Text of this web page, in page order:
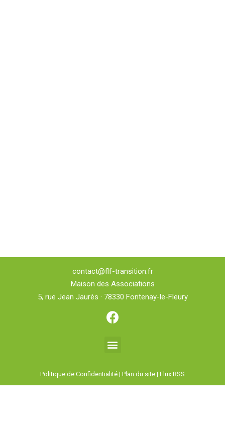
contact@flf-transition.fr
Maison des Associations
5, rue Jean Jaurès · 78330 Fontenay-le-Fleury
Politique de Confidentialité | Plan du site | Flux RSS